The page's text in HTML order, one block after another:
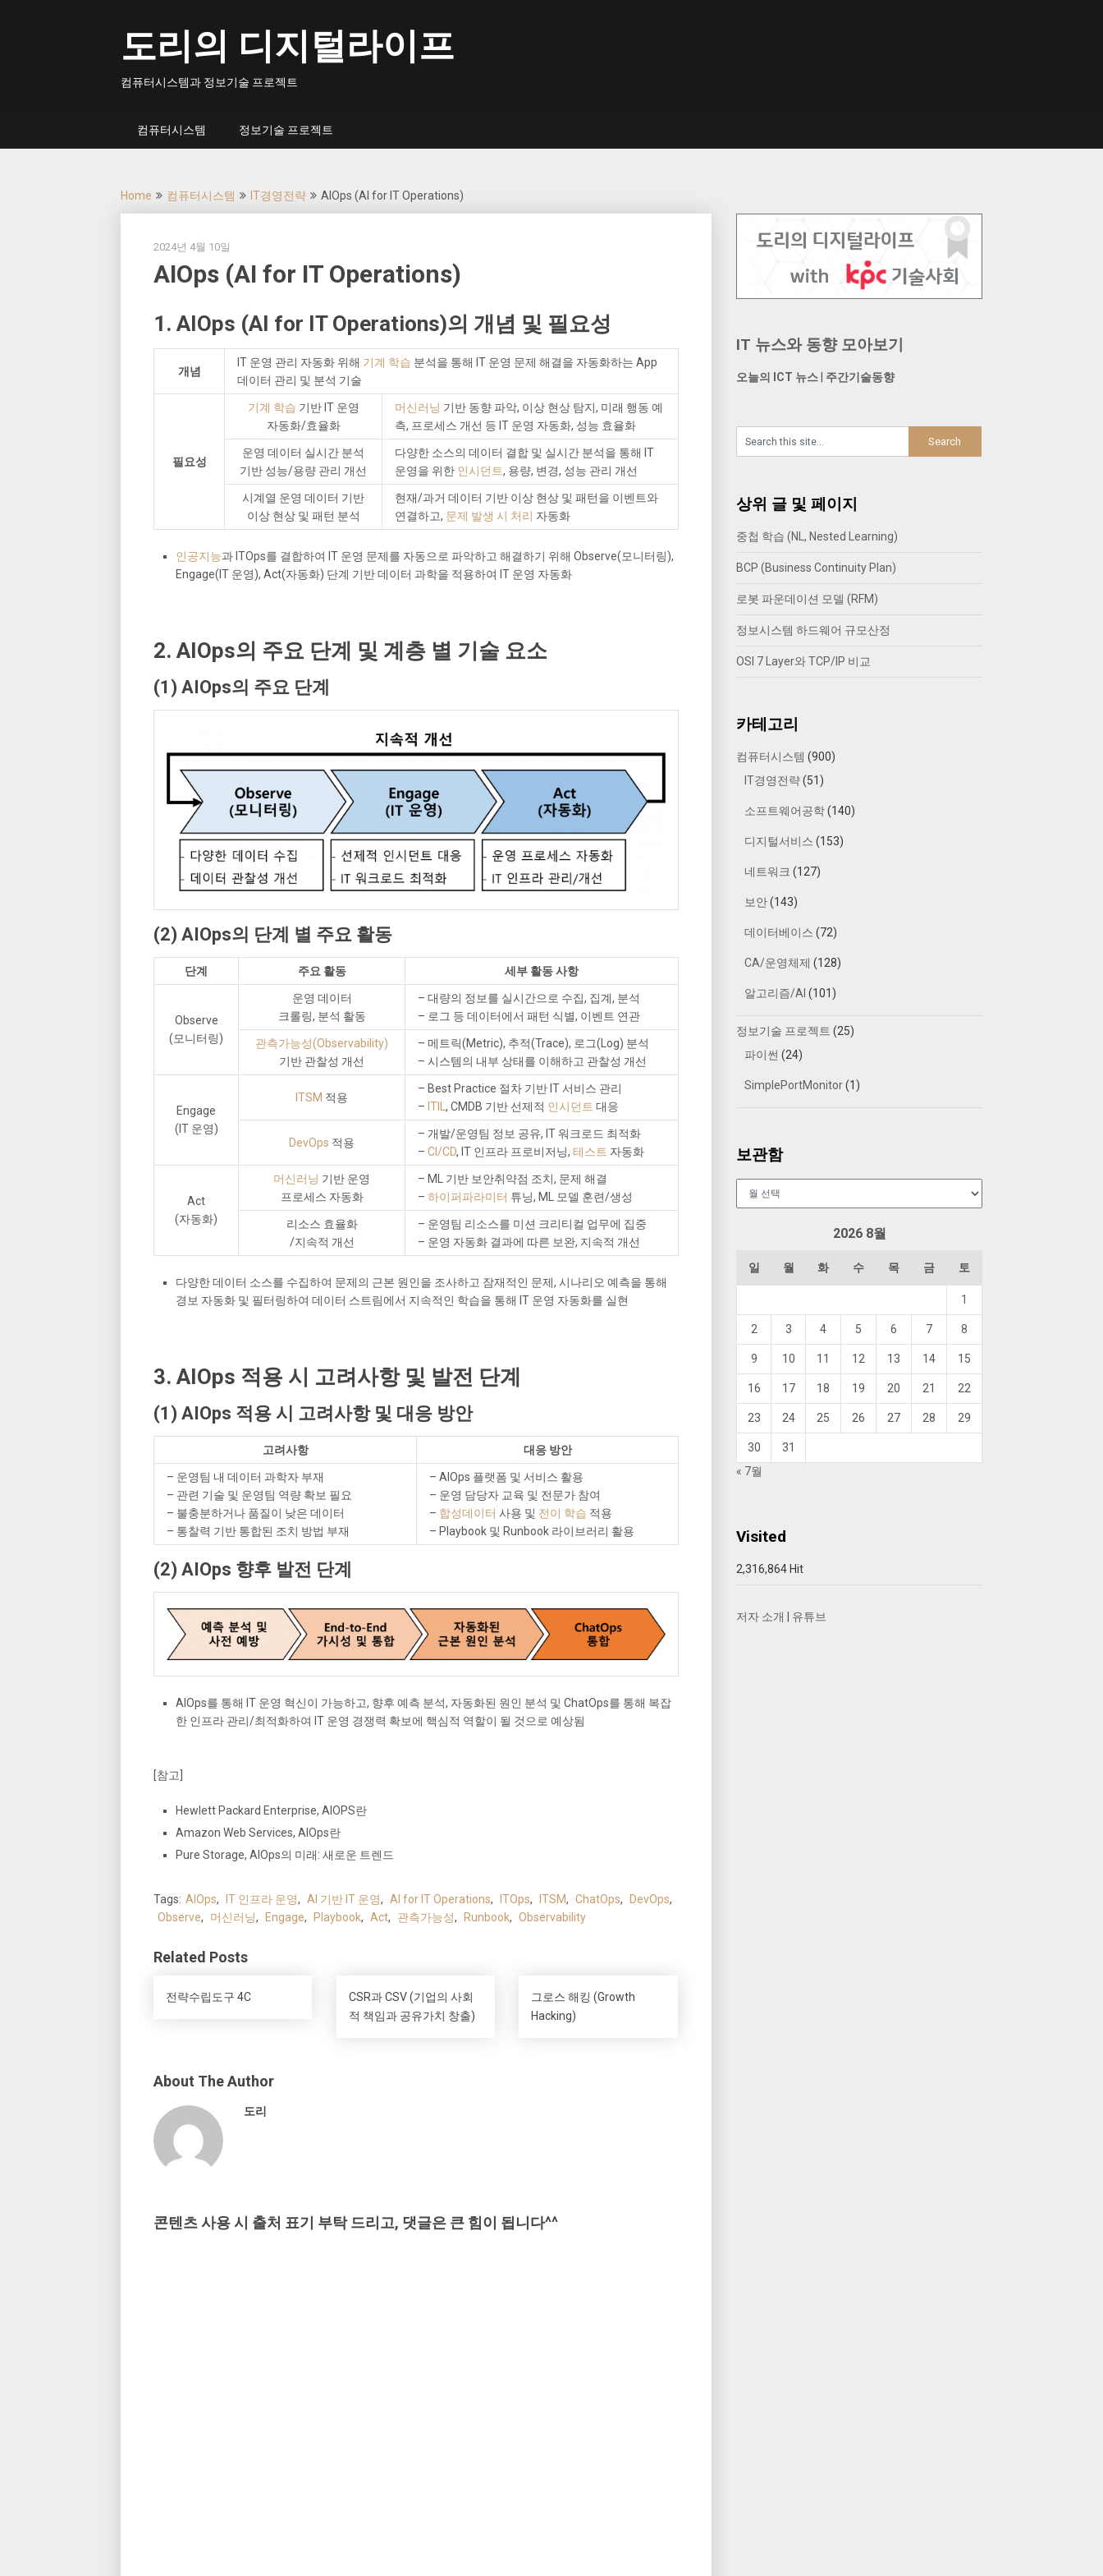
도리의 디지털라이프
컴퓨터시스템과 정보기술 프로젝트
컴퓨터시스템 정보기술 프로젝트
Home 컴퓨터시스템 IT경영전략 AIOps (AI for IT Operations)
2024년 4월 10일
AIOps (AI for IT Operations)
1. AIOps (AI for IT Operations)의 개념 및 필요성
개념
IT 운영 관리 자동화 위해 기계 학습 분석을 통해 IT 운영 문제 해결을 자동화하는 App
데이터 관리 및 분석 기술
필요성
기계 학습 기반 IT 운영
자동화/효율화
머신러닝 기반 동향 파악, 이상 현상 탐지, 미래 행동 예
측, 프로세스 개선 등 IT 운영 자동화, 성능 효율화
운영 데이터 실시간 분석
기반 성능/용량 관리 개선
다양한 소스의 데이터 결합 및 실시간 분석을 통해 IT
운영을 위한 인시던트, 용량, 변경, 성능 관리 개선
시계열 운영 데이터 기반
이상 현상 및 패턴 분석
현재/과거 데이터 기반 이상 현상 및 패턴을 이벤트와
연결하고, 문제 발생 시 처리 자동화
인공지능과 ITOps를 결합하여 IT 운영 문제를 자동으로 파악하고 해결하기 위해 Observe(모니터링),
Engage(IT 운영), Act(자동화) 단계 기반 데이터 과학을 적용하여 IT 운영 자동화
2. AIOps의 주요 단계 및 계층 별 기술 요소
(1) AIOps의 주요 단계
(2) AIOps의 단계 별 주요 활동
단계 주요 활동 세부 활동 사항
Observe
(모니터링)
운영 데이터
크롤링, 분석 활동
– 대량의 정보를 실시간으로 수집, 집계, 분석
– 로그 등 데이터에서 패턴 식별, 이벤트 연관
관측가능성(Observability)
기반 관찰성 개선
– 메트릭(Metric), 추적(Trace), 로그(Log) 분석
– 시스템의 내부 상태를 이해하고 관찰성 개선
Engage
(IT 운영)
ITSM 적용
– Best Practice 절차 기반 IT 서비스 관리
– ITIL , CMDB 기반 선제적 인시던트 대응
DevOps 적용
– 개발/운영팀 정보 공유, IT 워크로드 최적화
– CI/CD, IT 인프라 프로비저닝, 테스트 자동화
Act
(자동화)
머신러닝 기반 운영
프로세스 자동화
– ML 기반 보안취약점 조치, 문제 해결
– 하이퍼파라미터 튜닝, ML 모델 훈련/생성
리소스 효율화
/지속적 개선
– 운영팀 리소스를 미션 크리티컬 업무에 집중
– 운영 자동화 결과에 따른 보완, 지속적 개선
다양한 데이터 소스를 수집하여 문제의 근본 원인을 조사하고 잠재적인 문제, 시나리오 예측을 통해
경보 자동화 및 필터링하여 데이터 스트림에서 지속적인 학습을 통해 IT 운영 자동화를 실현
3. AIOps 적용 시 고려사항 및 발전 단계
(1) AIOps 적용 시 고려사항 및 대응 방안
고려사항 대응 방안
– 운영팀 내 데이터 과학자 부재
– 관련 기술 및 운영팀 역량 확보 필요
– 불충분하거나 품질이 낮은 데이터
– 통찰력 기반 통합된 조치 방법 부재
– AIOps 플랫폼 및 서비스 활용
– 운영 담당자 교육 및 전문가 참여
– 합성데이터 사용 및 전이 학습 적용
– Playbook 및 Runbook 라이브러리 활용
(2) AIOps 향후 발전 단계
AIOps를 통해 IT 운영 혁신이 가능하고, 향후 예측 분석, 자동화된 원인 분석 및 ChatOps를 통해 복잡
한 인프라 관리/최적화하여 IT 운영 경쟁력 확보에 핵심적 역할이 될 것으로 예상됨
[참고]
Hewlett Packard Enterprise, AIOPS란
Amazon Web Services, AIOps란
Pure Storage, AIOps의 미래: 새로운 트렌드
Tags: AIOps, IT 인프라 운영, AI 기반 IT 운영, AI for IT Operations, ITOps, ITSM, ChatOps, DevOps,
Observe, 머신러닝, Engage, Playbook, Act, 관측가능성, Runbook, Observability
Related Posts
전략수립도구 4C
CSR과 CSV (기업의 사회
적 책임과 공유가치 창출)
그로스 해킹 (Growth
Hacking)
About The Author
도리
콘텐츠 사용 시 출처 표기 부탁 드리고, 댓글은 큰 힘이 됩니다^^
IT 뉴스와 동향 모아보기
오늘의 ICT 뉴스 주간기술동향
상위 글 및 페이지
중첩 학습 (NL, Nested Learning)
BCP (Business Continuity Plan)
로봇 파운데이션 모델 (RFM)
정보시스템 하드웨어 규모산정
OSI 7 Layer와 TCP/IP 비교
카테고리
컴퓨터시스템 (900)
IT경영전략(51)
소프트웨어공학(140)
디지털서비스 (153)
네트워크 (127)
보안(143)
데이터베이스 (72)
CA/운영체제 (128)
알고리즘/AI (101)
정보기술 프로젝트 (25)
파이썬 (24)
SimplePortMonitor(1)
보관함
2026 8월
일 월 화 수 목 금 토
1
2 3 4 5 6 7 8
9 10 11 12 13 14 15
16 17 18 19 20 21 22
23 24 25 26 27 28 29
30
31
« 7월
Visited
2,316,864 Hit
저자 소개 유튜브